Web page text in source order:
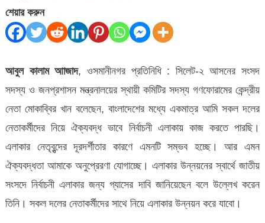
দলের
নিয়ে
এলাকার
উন্নয়ন
করতে
চাই
-এমপি
মোকাব্বির
খান
শেয়ার করুন
আবুল কালাম আাজাদ, ওসমানীনগর প্রতিনিধি : সিলেট-২ আসনের সংসদ
সদস্য ও জনপ্রশাসন মন্ত্রনালয়ের স্থায়ী কমিটির সদস্য গণফোরামের কেন্দ্রীয়
নেতা মোকাব্বির খান বলেছেন, বাংলাদেশের মধ্যে একমাত্র আমি সকল দলের
নেতাকর্মীদের নিয়ে ঐক্যবদ্ধ ভাবে নির্বাচনী এলাকায় কাজ করতে পারছি।
এলাকার নেতৃবৃন্দের দূরদর্শীতার কারণে এমনটি সম্ভব হচ্ছে। আর এমন
ঐক্যবদ্ধতা আমাকে অনুপ্রেরণা যোগাচ্ছে। এলাকার উন্নয়নের স্বার্থে জাতীয়
সংসদে নির্বাচনী এলাকার জন্য গ্যাসের দাবি জানিয়েছেন বলে উল্লেখ করেন
তিনি। সকল দলের নেতাকর্মীদের সাথে নিয়ে এলাকার উন্নয়ন করে যাবো।